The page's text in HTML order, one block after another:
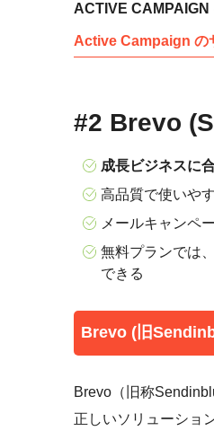
ACTIVE CAMPAIGN
Active Campaign の
#2 Brevo
成長ビジネスに
高品質で使いや
メールキャンペ
無料プランでは
できる
Brevo (旧
Brevo（旧称
正しいソリューショ